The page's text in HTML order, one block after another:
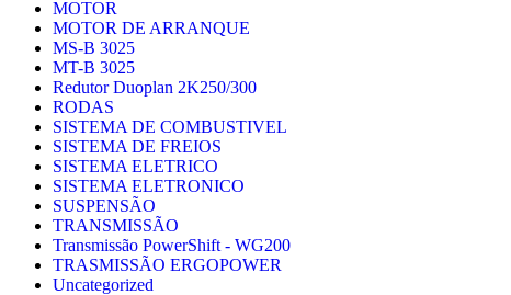
MOTOR
MOTOR DE ARRANQUE
MS-B 3025
MT-B 3025
Redutor Duoplan 2K250/300
RODAS
SISTEMA DE COMBUSTIVEL
SISTEMA DE FREIOS
SISTEMA ELETRICO
SISTEMA ELETRONICO
SUSPENSÃO
TRANSMISSÃO
Transmissão PowerShift - WG200
TRASMISSÃO ERGOPOWER
Uncategorized